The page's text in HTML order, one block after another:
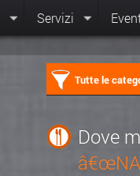
Servizi
Tutte le
Dove